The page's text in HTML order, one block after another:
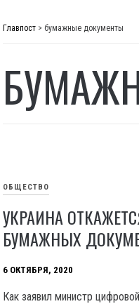
Главпост > бумажные документы
ОБЩЕСТВО
УКРАИНА
БУМАЖНЫХ
6 ОКТЯБРЯ, 2020
Как заявил министр